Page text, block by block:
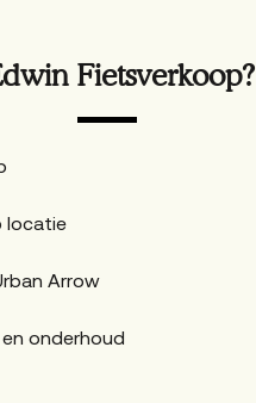
Fietsverkoop?
locatie
Arrow
onderhoud